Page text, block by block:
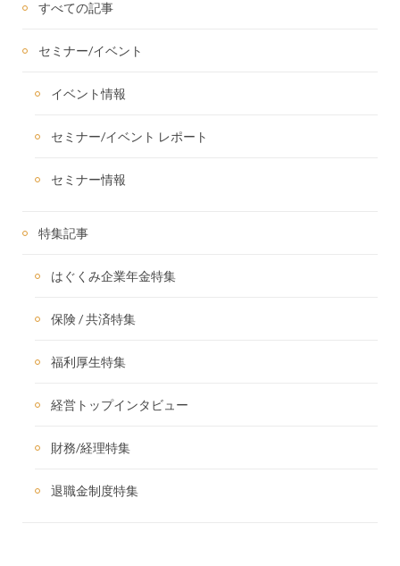
すべての記事
セミナー/イベント
イベント情報
セミナー/イベント レポート
セミナー情報
特集記事
はぐくみ企業年金特集
保険 / 共済特集
福利厚生特集
経営トップインタビュー
財務/経理特集
退職金制度特集